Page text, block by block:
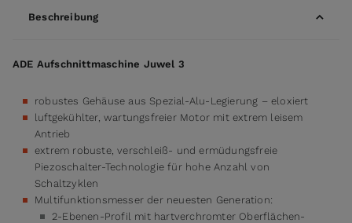
Beschreibung
ADE Aufschnittmaschine Juwel 3
robustes Gehäuse aus Spezial-Alu-Legierung – eloxiert
luftgekühlter, wartungsfreier Motor mit extrem leisem
Antrieb
extrem robuste, verschleiß- und ermüdungsfreie
Piezoschalter-Technologie für hohe Anzahl von
Schaltzyklen
Multifunktionsmesser der neuesten Generation:
2-Ebenen-Profil mit hartverchromter Oberflächen-